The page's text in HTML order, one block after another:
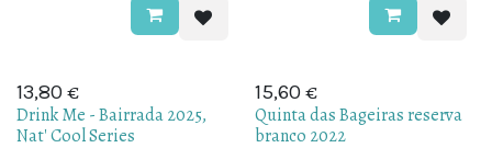
13,80 €
Drink Me - Bairrada 2025,
Nat' Cool Series
15,60 €
Quinta das Bageiras reserva
branco 2022